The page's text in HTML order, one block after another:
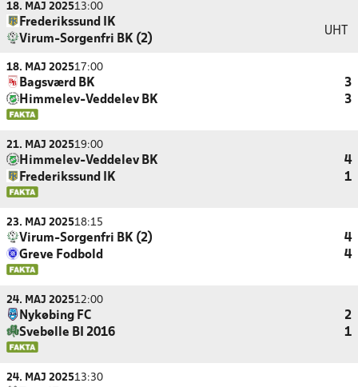
18. MAJ 202513:00
Frederikssund IK
Virum-Sorgenfri BK (2)
UHT
18. MAJ 202517:00
Bagsværd BK
3
Himmelev-Veddelev BK
3
21. MAJ 202519:00
Himmelev-Veddelev BK
4
Frederikssund IK
1
23. MAJ 202518:15
Virum-Sorgenfri BK (2)
4
Greve Fodbold
4
24. MAJ 202512:00
Nykøbing FC
2
Svebølle BI 2016
1
24. MAJ 202513:30